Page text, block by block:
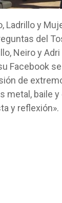
Ladrillo y
del
Neiro y
Facebook
de
metal, baile
y reflexión».